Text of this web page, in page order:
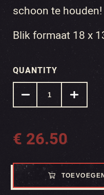
schoon te houden!
Blik formaat 18 x
QUANTITY
€ 26.50